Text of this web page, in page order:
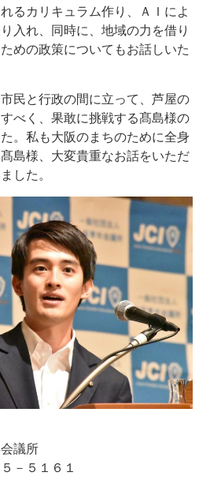
るカリキュラム作り、ＡＩによ
入れ、同時に、地域の力を借り
めの政策についてもお話しいた
民と行政の間に立って、芦屋の
べく、果敢に挑戦する髙島様の
。私も大阪のまちのために全身
島様、大変貴重なお話をいただ
した。
議所
－５１６１